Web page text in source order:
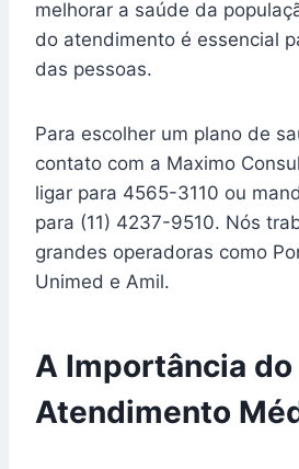
melhorar a saúde da
do atendimento é essencial
das pessoas.
Para escolher um plano de
contato com a Maximo
ligar para 4565-3110 ou
para (11) 4237-9510. Nós
grandes operadoras como
Unimed e Amil.
A Importância do
Atendimento